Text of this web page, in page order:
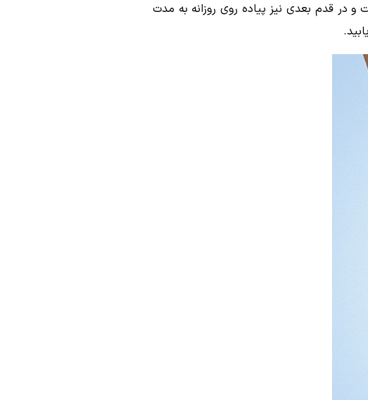
در قدم بعدی نیز پیاده روی روزانه به مدت